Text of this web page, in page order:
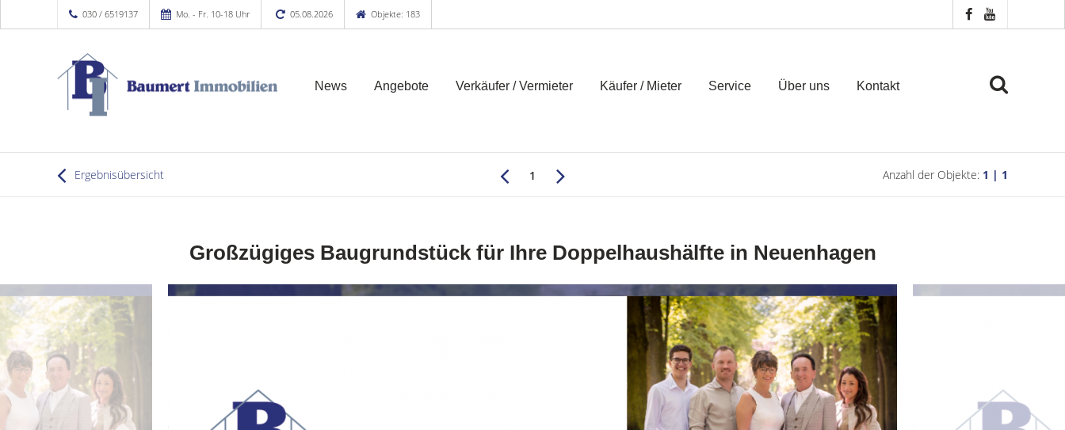
030 / 6519137 Mo. - Fr. 10-18 Uhr 05.08.2026 Objekte: 183
News Angebote Verkäufer / Vermieter Käufer / Mieter Service Über uns Kontakt
Ergebnisübersicht 1 Anzahl der Objekte: 1 | 1
Großzügiges Baugrundstück für Ihre Doppelhaushälfte in Neuenhagen